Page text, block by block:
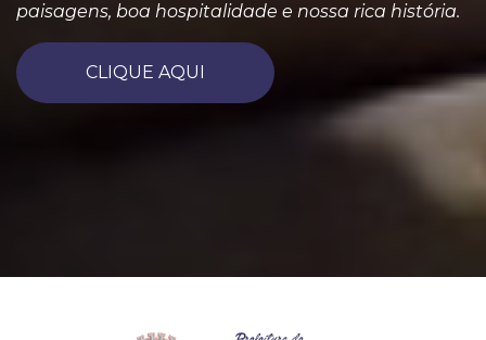
paisagens, boa hospitalidade e nossa rica história.
CLIQUE AQUI